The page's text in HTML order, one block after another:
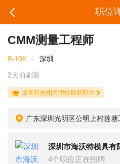
职位
CMM测量工程师
8-10K ·
深圳
2天前刷新
深圳其他相关职位最新职位
深圳市海沃特模具有
4个职位正在招聘